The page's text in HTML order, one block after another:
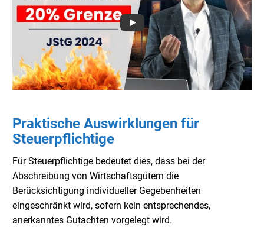
Praktische Auswirklungen für
Steuerpflichtige
Für Steuerpflichtige bedeutet dies, dass bei der
Abschreibung von Wirtschaftsgütern die
Berücksichtigung individueller Gegebenheiten
eingeschränkt wird, sofern kein entsprechendes,
anerkanntes Gutachten vorgelegt wird.